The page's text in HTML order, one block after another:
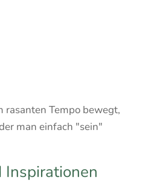
rasanten Tempo bewegt,
man einfach "sein"
Inspirationen